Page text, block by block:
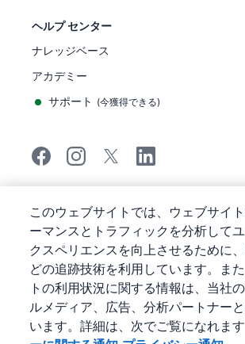
ヘルプ センター
ナレッジベース
アカデミー
サポート (今獲得できる)
Pipedrive
サービス利用規約
Pipedrive
プライバシー通知
サイトマップ
クッキーに関する通知
Cookie 優先設定
Pipedrive は、ウェブベースの販売管理シ
です。
このウェブサイトでは、ウェブサイ
ーマンスとトラフィックを分析して
クスペリエンスを向上させるために
どの追跡技術を利用しています。ま
トの利用状況に関する情報は、当社
ルメディア、広告、分析パートナー
います。詳細は、次でご覧になれます